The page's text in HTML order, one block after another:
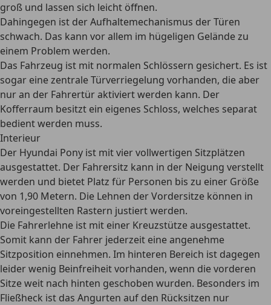
groß und lassen sich leicht öffnen.
Dahingegen ist der Aufhaltemechanismus der Türen
schwach. Das kann vor allem im hügeligen Gelände zu
einem Problem werden.
Das Fahrzeug ist mit normalen Schlössern gesichert. Es ist
sogar eine zentrale Türverriegelung vorhanden, die aber
nur an der Fahrertür aktiviert werden kann. Der
Kofferraum besitzt ein eigenes Schloss, welches separat
bedient werden muss.
Interieur
Der Hyundai Pony ist mit vier vollwertigen Sitzplätzen
ausgestattet. Der Fahrersitz kann in der Neigung verstellt
werden und bietet Platz für Personen bis zu einer Größe
von 1,90 Metern. Die Lehnen der Vordersitze können in
voreingestellten Rastern justiert werden.
Die Fahrerlehne ist mit einer Kreuzstütze ausgestattet.
Somit kann der Fahrer jederzeit eine angenehme
Sitzposition einnehmen. Im hinteren Bereich ist dagegen
leider wenig Beinfreiheit vorhanden, wenn die vorderen
Sitze weit nach hinten geschoben wurden. Besonders im
Fließheck ist das Angurten auf den Rücksitzen nur